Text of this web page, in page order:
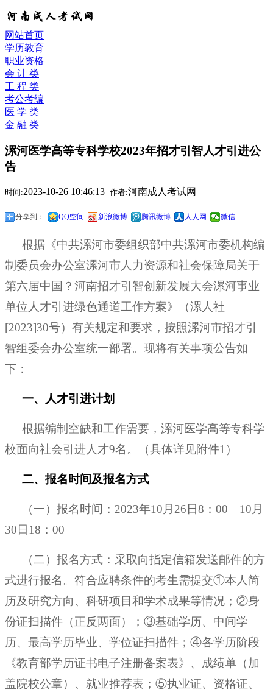
网站首页
学历教育
职业资格
会 计 类
工 程 类
考公考编
医 学 类
金 融 类
漯河医学高等专科学校2023年招才引智人才引进公
告
时间:2023-10-26 10:46:13 作者:河南成人考试网
分享到： QQ空间 新浪微博 腾讯微博 人人网 微信
根据《中共漯河市委组织部中共漯河市委机构编
制委员会办公室漯河市人力资源和社会保障局关于
第六届中国 ？河南招才引智创新发展大会漯河事业
单位人才引进绿色通道工作方案》（漯人社
[2023]30号）有关规定和要求，按照漯河市招才引
智组委会办公室统一部署。现将有关事项公告如
下：
一、人才引进计划
根据编制空缺和工作需要，漯河医学高等专科学
校面向社会引进人才9名。（具体详见附件1）
二、报名时间及报名方式
（一）报名时间： 2023年10月26日8：00—10月
30日18：00
（二）报名方式：采取向指定信箱发送邮件的方
式进行报名。符合应聘条件的考生需提交①本人简
历及研究方向、科研项目和学术成果等情况；②身
份证扫描件（正反两面）；③基础学历、中间学
历、最高学历毕业、学位证扫描件；④各学历阶段
《教育部学历证书电子注册备案表》、成绩单（加
盖院校公章）、就业推荐表；⑤执业证、资格证、